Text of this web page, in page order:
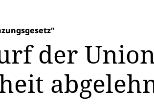
der